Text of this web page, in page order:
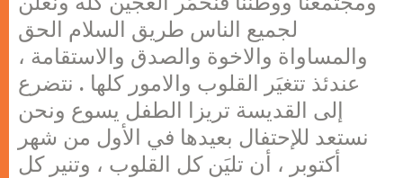
لجميع الناس طريق السلام الحق
والمساواة والاخوة والصدق والاستقامة ،
عندئذ تتغيَر القلوب والامور كلها . نتضرع
إلى القديسة تريزا الطفل يسوع ونحن
نستعد للإحتفال بعيدها في الأول من شهر
أكتوبر ، أن تليَن كل القلوب ، وتنير كل